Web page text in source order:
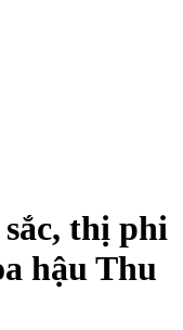
thị phi
hậu Thu